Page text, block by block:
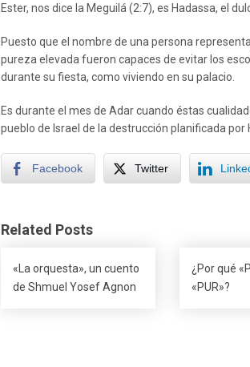
Ester, nos dice la Meguilá (2:7), es Hadassa, el
Puesto que el nombre de una persona
pureza elevada fueron capaces de evitar los
durante su fiesta, como viviendo en su palacio.
Es durante el mes de Adar cuando éstas
pueblo de Israel de la destrucción planificada por
Facebook Twitter
Related Posts
«La orquesta», un cuento
de Shmuel Yosef Agnon
¿Por qué
«PUR»?